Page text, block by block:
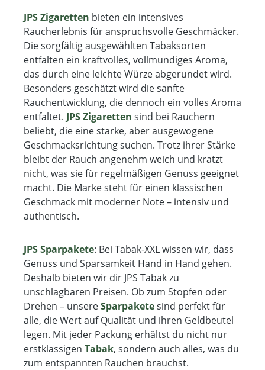
JPS Zigaretten bieten ein intensives
Raucherlebnis für anspruchsvolle Geschmäcker.
Die sorgfältig ausgewählten Tabaksorten
entfalten ein kraftvolles, vollmundiges Aroma,
das durch eine leichte Würze abgerundet wird.
Besonders geschätzt wird die sanfte
Rauchentwicklung, die dennoch ein volles Aroma
entfaltet. JPS Zigaretten sind bei Rauchern
beliebt, die eine starke, aber ausgewogene
Geschmacksrichtung suchen. Trotz ihrer Stärke
bleibt der Rauch angenehm weich und kratzt
nicht, was sie für regelmäßigen Genuss geeignet
macht. Die Marke steht für einen klassischen
Geschmack mit moderner Note – intensiv und
authentisch.
JPS Sparpakete: Bei Tabak-XXL wissen wir, dass
Genuss und Sparsamkeit Hand in Hand gehen.
Deshalb bieten wir dir JPS Tabak zu
unschlagbaren Preisen. Ob zum Stopfen oder
Drehen – unsereSparpaketesind perfekt für
alle, die Wert auf Qualität und ihren Geldbeutel
legen. Mit jeder Packung erhältst du nicht nur
erstklassigen Tabak, sondern auch alles, was du
zum entspannten Rauchen brauchst.